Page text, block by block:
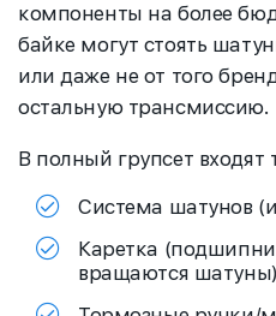
компоненты на более
байке могут стоять
или даже не от того
остальную трансмиссию.
В полный групсет
Система шатунов
Каретка
вращаются шатуны)